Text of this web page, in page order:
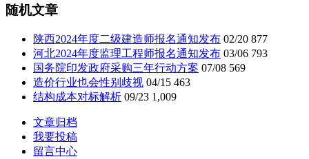
随机文章
陕西2024年度二级建造师报名通知发布 02/20 877
河北2024年度监理工程师报名通知发布 03/06 793
国务院印发政府采购三年行动方案 07/08 569
造价行业也会性别歧视 04/15 463
结构成本对标解析 09/23 1,009
文章归档
我要投稿
留言中心